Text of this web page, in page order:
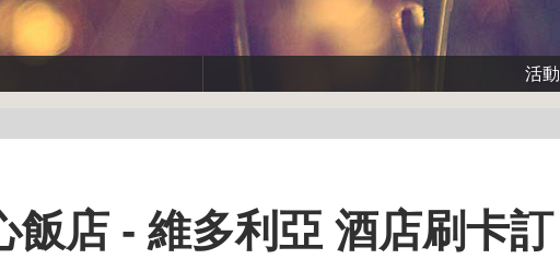
活動
飯店 - 維多利亞 酒店刷卡訂